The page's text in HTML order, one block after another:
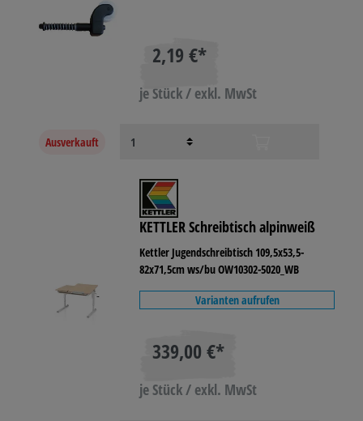
2,19 €*
je Stück / exkl. MwSt
Ausverkauft
KETTLER Schreibtisch alpinweiß
Kettler Jugendschreibtisch 109,5x53,5-
82x71,5cm ws/bu OW10302-5020_WB
Varianten aufrufen
339,00 €*
je Stück / exkl. MwSt